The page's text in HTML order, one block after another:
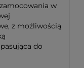
w
z możliwością
do